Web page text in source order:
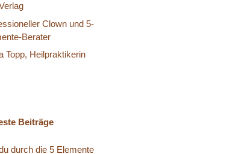
Clown und 5-
Berater
Topp, Heilpraktikerin
Beiträge
durch die 5 Elemente